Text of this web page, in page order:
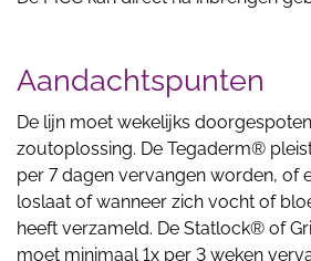
Aandachtspunten
De lijn moet wekelijks
zoutoplossing. De Tegaderm®
per 7 dagen vervangen worden, of
loslaat of wanneer zich vocht of
heeft verzameld. De Statlock® of
moet minimaal 1x per 3 weken